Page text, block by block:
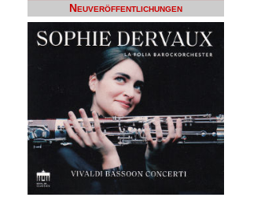
Neuveröffentlichungen